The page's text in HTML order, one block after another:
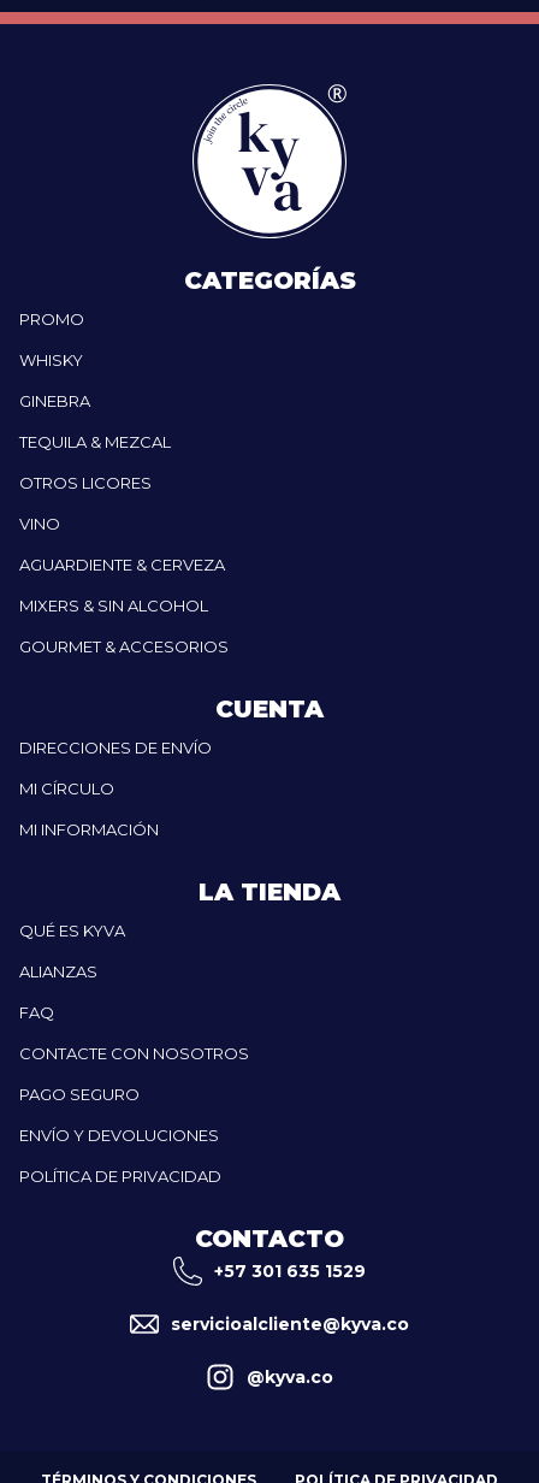
CATEGORÍAS
PROMO
WHISKY
GINEBRA
TEQUILA & MEZCAL
OTROS LICORES
VINO
AGUARDIENTE & CERVEZA
MIXERS & SIN ALCOHOL
GOURMET & ACCESORIOS
CUENTA
DIRECCIONES DE ENVÍO
MI CÍRCULO
MI INFORMACIÓN
LA TIENDA
QUÉ ES KYVA
ALIANZAS
FAQ
CONTACTE CON NOSOTROS
PAGO SEGURO
ENVÍO Y DEVOLUCIONES
POLÍTICA DE PRIVACIDAD
CONTACTO
+57 301 635 1529
servicioalcliente@kyva.co
@kyva.co